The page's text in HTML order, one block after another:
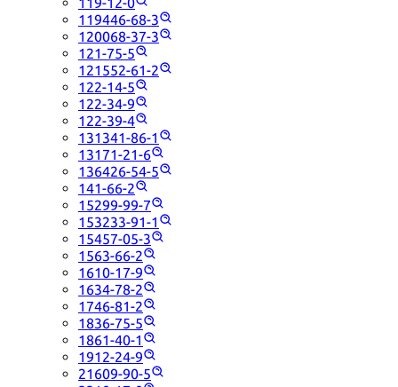
119446-68-3
120068-37-3
121-75-5
121552-61-2
122-14-5
122-34-9
122-39-4
131341-86-1
13171-21-6
136426-54-5
141-66-2
15299-99-7
153233-91-1
15457-05-3
1563-66-2
1610-17-9
1634-78-2
1746-81-2
1836-75-5
1861-40-1
1912-24-9
21609-90-5